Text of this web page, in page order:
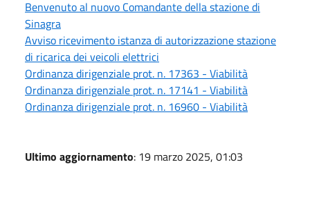
Benvenuto al nuovo Comandante della stazione di
Sinagra
Avviso ricevimento istanza di autorizzazione stazione
di ricarica dei veicoli elettrici
Ordinanza dirigenziale prot. n. 17363 - Viabilità
Ordinanza dirigenziale prot. n. 17141 - Viabilità
Ordinanza dirigenziale prot. n. 16960 - Viabilità
Ultimo aggiornamento: 19 marzo 2025, 01:03